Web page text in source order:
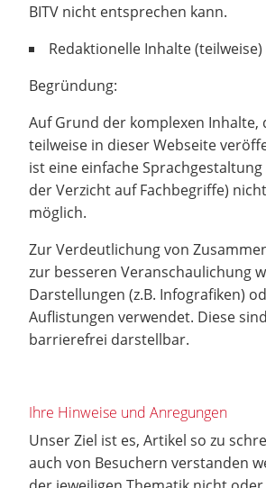
BITV nicht entsprechen kann.
Redaktionelle Inhalte (teilweise)
Begründung:
Auf Grund der komplexen Inhalte,
teilweise in dieser Webseite
ist eine einfache
der Verzicht auf Fachbegriffe)
möglich.
Zur Verdeutlichung von
zur besseren Veranschaulichung
Darstellungen (z.B. Infografiken)
Auflistungen verwendet. Diese
barrierefrei darstellbar.
Ihre Hinweise und Anregungen
Unser Ziel ist es, Artikel so zu
auch von Besuchern verstanden